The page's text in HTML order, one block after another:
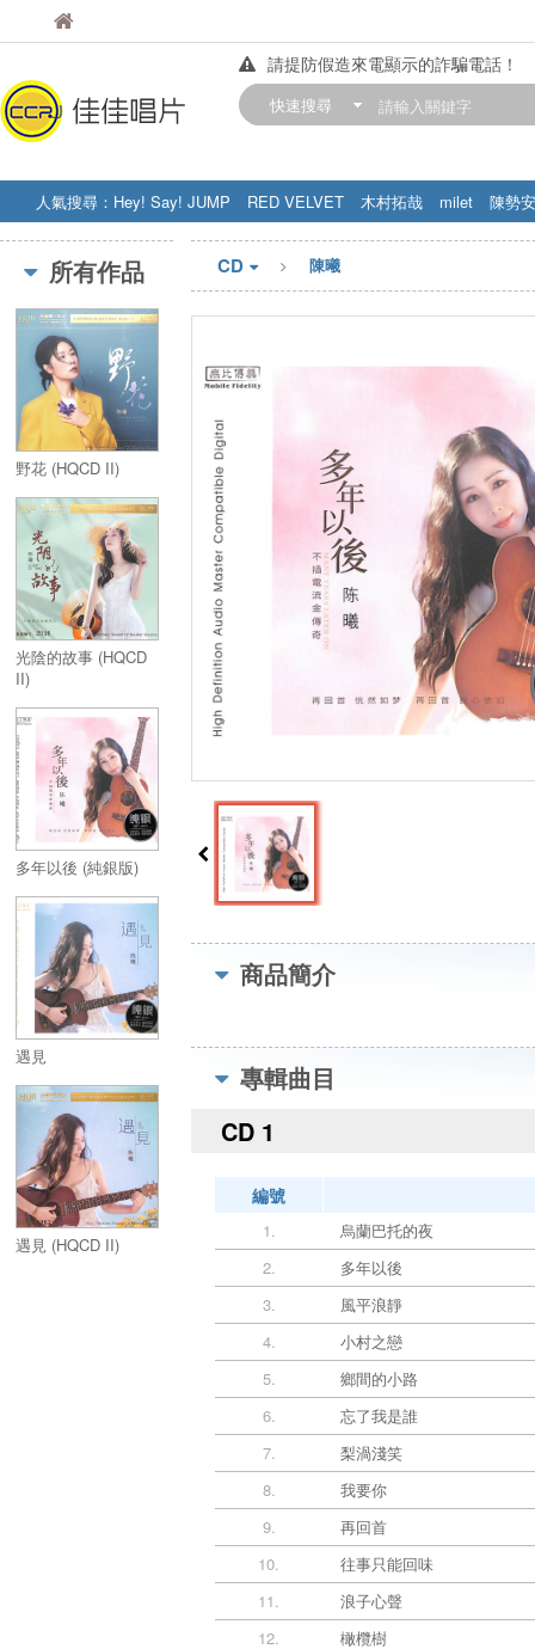
佳佳唱片
請提防假造來電顯示的詐騙電話！
【中華門市營業時間調整公告】
快速搜尋
人氣搜尋： Hey! Say! JUMP RED VELVET 木村拓哉 milet
陳勢安
STRAY KIDS
盧廣仲 周杰伦
所有作品
野花 (HQCD II)
光陰的故事 (HQCD
II)
多年以後 (純銀版)
遇見
遇見 (HQCD II)
CD 陳曦
商品簡介
專輯曲目
CD 1
編號
1.
烏蘭巴托的夜
2.
多年以後
3.
風平浪靜
4.
小村之戀
5.
鄉間的小路
6.
忘了我是誰
7.
梨渦淺笑
8.
我要你
9.
再回首
10.
往事只能回味
11.
浪子心聲
12.
橄欖樹